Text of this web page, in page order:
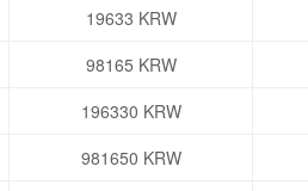
19633 KRW
98165 KRW
196330 KRW
981650 KRW